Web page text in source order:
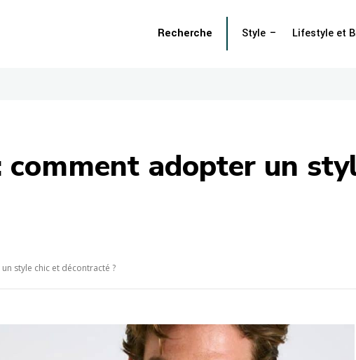
Style Lifestyle et
Recherche
comment adopter un
style chic et décontracté ?